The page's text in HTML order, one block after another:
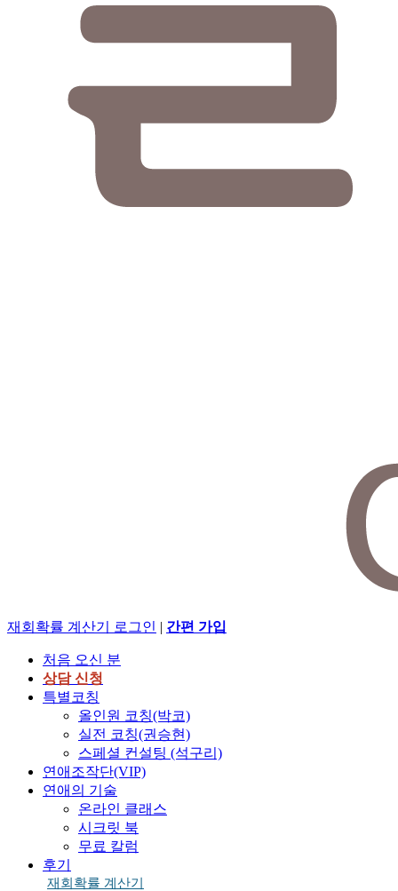
재회확률 계산기 로그인 | 간편 가입
처음 오신 분
상담 신청
특별코칭
올인원 코칭(박코)
실전 코칭(권승현)
스페셜 컨설팅 (석구리)
연애조작단(VIP)
연애의 기술
온라인 클래스
시크릿 북
무료 칼럼
후기
재회확률 계산기